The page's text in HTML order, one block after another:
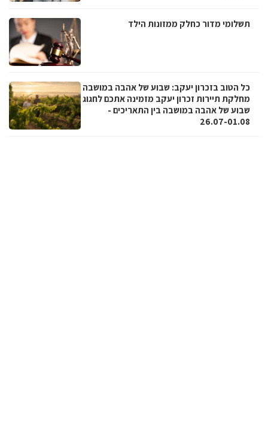
תשלומי מדור כחלק ממזונות הילד
כל הטוב בזכרון יעקב: שבוע של אהבה במושבה
מחלקת תיירות זכרון יעקב מזמינה אתכם לחגוג
שבוע של אהבה במושבה בין התאריכים -
26.07-01.08